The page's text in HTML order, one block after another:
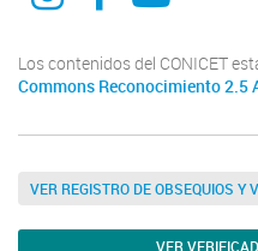
Los contenidos del CONICET
Commons Reconocimiento 2.5
VER REGISTRO DE OBSEQUIOS Y
VER